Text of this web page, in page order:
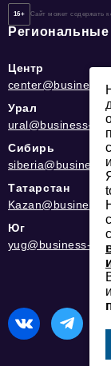
16+ Сайт может содержать
Центр
center@business-
Урал
ural@business-
Сибирь
Татарстан
Kazan@business-
Юг
yug@business-